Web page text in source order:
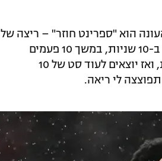
הוא "ספרינט חוזר" – ריצה של
72 מטרים ב-10 שניות, מנוחה של 10 שניות, ואז שוב. 72 מטר ב-10 שניות, במשך 10 פעמים
רצופות. לאחר מכן מקבלים מנוחה של שתיים עד ארבע דקות, ואז יוצאים לעוד סט של 10
לי ריאה.